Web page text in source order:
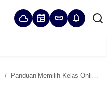
cloud newspaper link notifications
Panduan Memilih Kelas Online yang Benar-Benar Meningkatkan Skill Anda